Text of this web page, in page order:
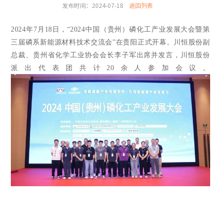
发布时间：2024-07-18 返回列表
2024年7月18日，“2024中国（贵州）磷化工产业发展大会暨第
三届磷系新能源材料技术交流会”在贵阳正式开幕。川恒股份副
总裁、贵州省化学工业协会会长李子军出席并发言 ，川恒股份
派出代表团共计20余人参加会议。